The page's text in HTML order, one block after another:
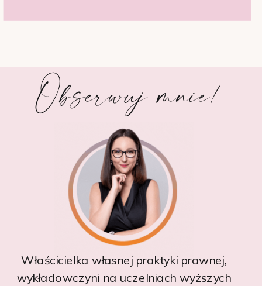
Obserwuj mnie!
Właścicielka własnej praktyki prawnej,
wykładowczyni na uczelniach wyższych